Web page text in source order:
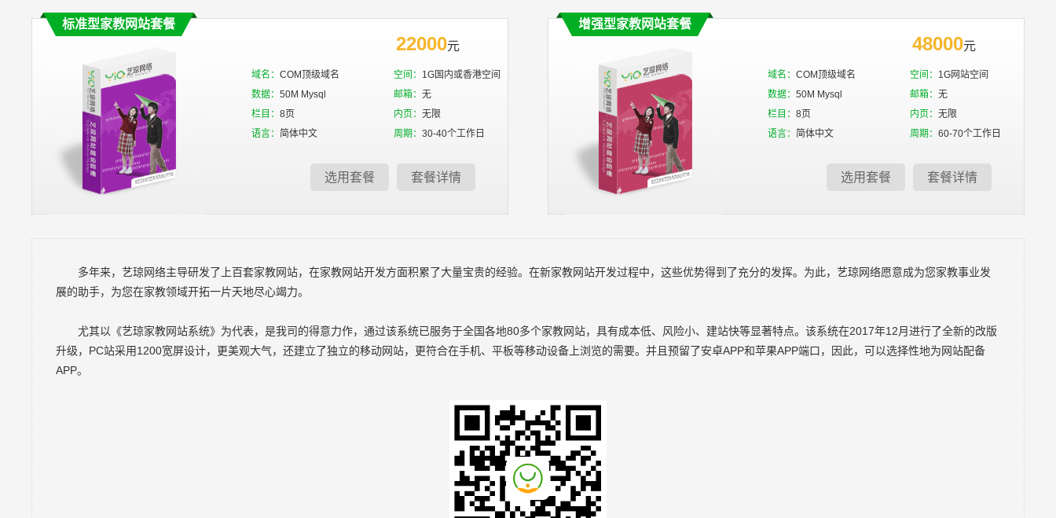
标准型家教网站套餐
22000元
域名： COM顶级域名 空间： 1G国内或香港空间
数据： 50M Mysql 邮箱： 无
栏目： 8页 内页： 无限
语言： 简体中文 周期： 30-40个工作日
套餐详情
选用套餐
增强型家教网站套餐
48000元
域名： COM顶级域名 空间： 1G网站空间
数据： 50M Mysql 邮箱： 无
栏目： 8页 内页： 无限
语言： 简体中文 周期： 60-70个工作日
套餐详情
选用套餐
多年来，艺琼网络主导研发了上百套家教网站，在家教网站开发方面积累了大量宝贵的经验。在新家教网站开发过程中，这些优势得到了充分的发挥。为此，艺琼网络愿意成为您家教事业发
展的助手，为您在家教领域开拓一片天地尽心竭力。
尤其以《艺琼家教网站系统》为代表，是我司的得意力作，通过该系统已服务于全国各地80多个家教网站，具有成本低、风险小、建站快等显著特点。该系统在2017年12月进行了全新的改版
升级，PC站采用1200宽屏设计，更美观大气，还建立了独立的移动网站，更符合在手机、平板等移动设备上浏览的需要。并且预留了安卓APP和苹果APP端口，因此，可以选择性地为网站配备
APP。